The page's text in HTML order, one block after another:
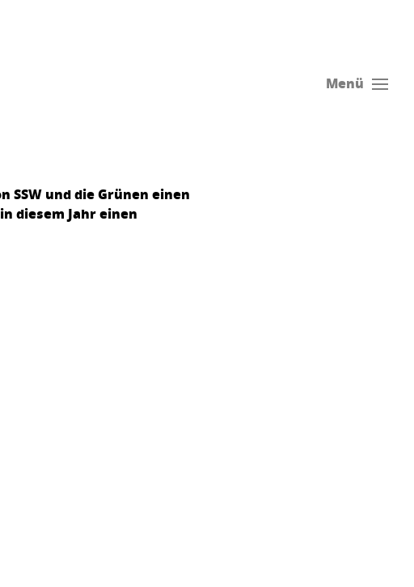
Menü
SSW und die Grünen einen
diesem Jahr einen